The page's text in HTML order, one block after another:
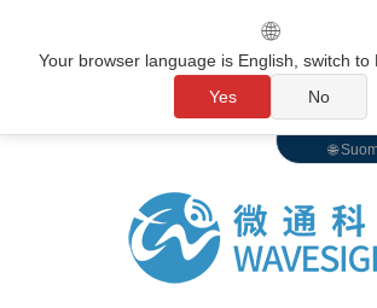
🌐
🌐
Your browser language is English, switch to
Yes
No